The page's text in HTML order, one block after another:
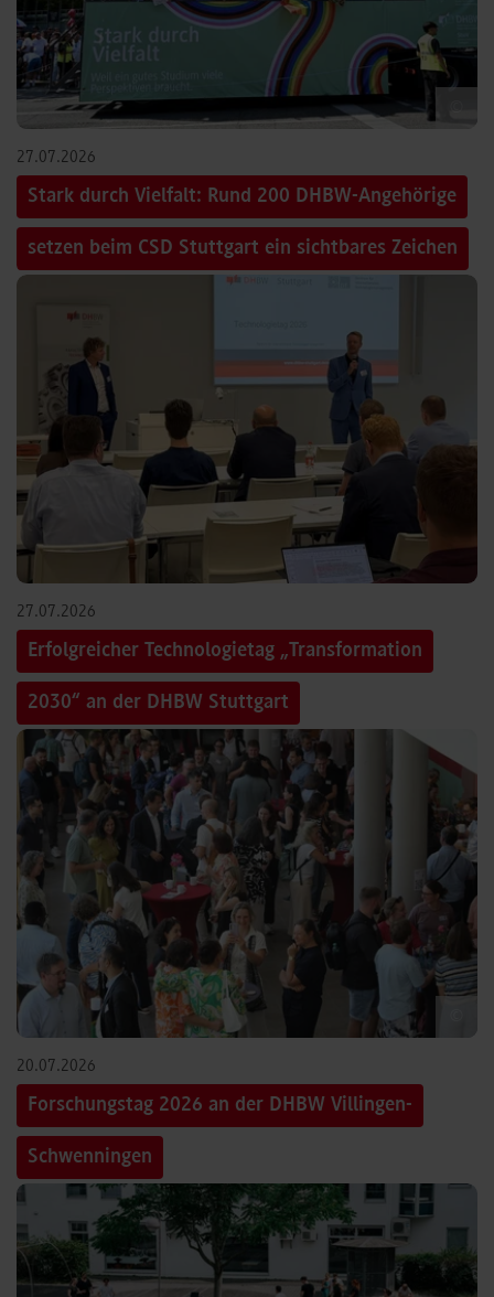
27.07.2026
Stark durch Vielfalt: Rund 200 DHBW-Angehörige
setzen beim CSD Stuttgart ein sichtbares Zeichen
27.07.2026
Erfolgreicher Technologietag „Transformation
2030“ an der DHBW Stuttgart
20.07.2026
Forschungstag 2026 an der DHBW Villingen-
Schwenningen